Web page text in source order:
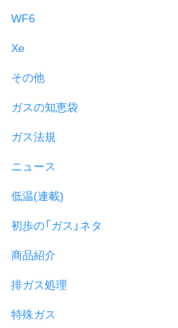
WF6
Xe
その他
ガスの知恵袋
ガス法規
ニュース
低温(連載)
初歩の「ガス」ネタ
商品紹介
排ガス処理
特殊ガス